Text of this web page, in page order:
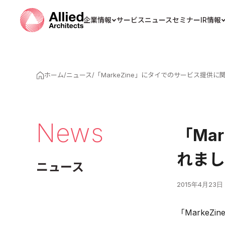
企業情報 サービスニュースセミナーIR情報
ホーム/ニュース/ 「MarkeZine」にタイでのサービス提供に
News
ニュース
「
れま
2015年4月23日
「